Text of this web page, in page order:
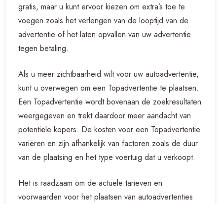
gratis, maar u kunt ervoor kiezen om extra’s toe te
voegen zoals het verlengen van de looptijd van de
advertentie of het laten opvallen van uw advertentie
tegen betaling.
Als u meer zichtbaarheid wilt voor uw autoadvertentie,
kunt u overwegen om een Topadvertentie te plaatsen.
Een Topadvertentie wordt bovenaan de zoekresultaten
weergegeven en trekt daardoor meer aandacht van
potentiële kopers. De kosten voor een Topadvertentie
variëren en zijn afhankelijk van factoren zoals de duur
van de plaatsing en het type voertuig dat u verkoopt.
Het is raadzaam om de actuele tarieven en
voorwaarden voor het plaatsen van autoadvertenties